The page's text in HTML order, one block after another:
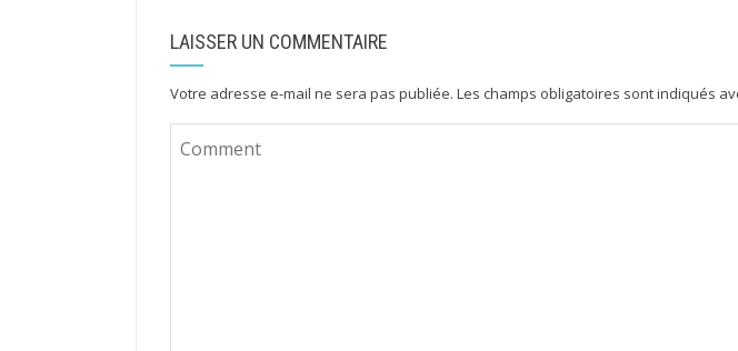
LAISSER UN COMMENTAIRE
Votre adresse e-mail ne sera pas publiée. Les champs obligatoires sont indiqués